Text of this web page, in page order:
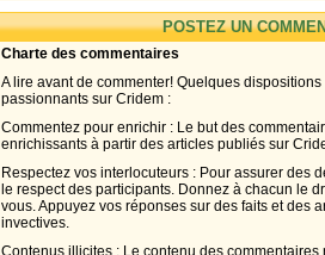
POSTEZ UN
Charte des commentaires
A lire avant de commenter! Quelques
passionnants sur Cridem :
Commentez pour enrichir : Le but des
enrichissants à partir des articles publiés sur
Respectez vos interlocuteurs : Pour assurer des
le respect des participants. Donnez à chacun le
vous. Appuyez vos réponses sur des faits et des
invectives.
Contenus illicites : Le contenu des